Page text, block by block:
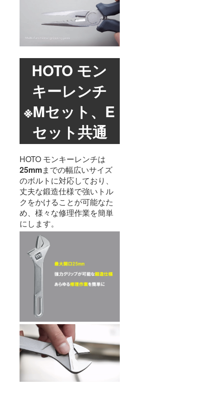
HOTO モン
キーレンチ
※Mセット、E
セット共通
HOTO モンキーレンチは
25mmまでの幅広いサイズ
のボルトに対応しており、
丈夫な鍛造仕様で強いトル
クをかけることが可能なた
め、様々な修理作業を簡単
にします。